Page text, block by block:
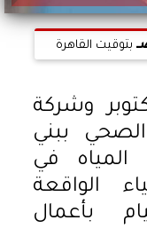
بتوقيت القاهرة
جهاز مدينة 6 أكتوبر وشركة
ببني
في
الواقعة
بأعمال